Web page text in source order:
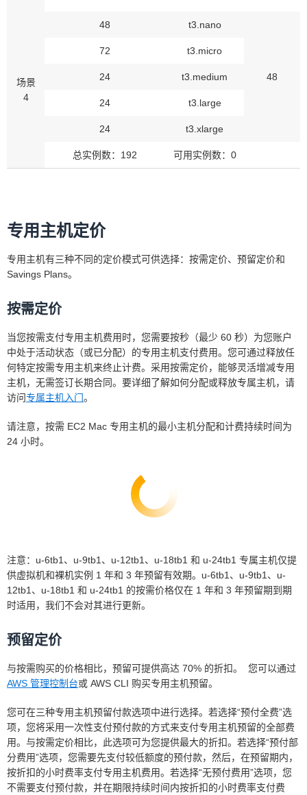
场景
4
48 t3.nano
48
72 t3.micro
24 t3.medium
24 t3.large
24 t3.xlarge
总实例数：192 可用实例数：0
专用主机定价
专用主机有三种不同的定价模式可供选择：按需定价、预留定价和
Savings Plans。
按需定价
当您按需支付专用主机费用时，您需要按秒（最少 60 秒）为您账户
中处于活动状态（或已分配）的专用主机支付费用。您可通过释放任
何特定按需专用主机来终止计费。采用按需定价，能够灵活增减专用
主机，无需签订长期合同。要详细了解如何分配或释放专属主机，请
访问专属主机入门。
请注意，按需 EC2 Mac 专用主机的最小主机分配和计费持续时间为
24 小时。
注意：u-6tb1、u-9tb1、u-12tb1、u-18tb1 和 u-24tb1 专属主机仅提
供虚拟机和裸机实例 1 年和 3 年预留有效期。u-6tb1、u-9tb1、u-
12tb1、u-18tb1 和 u-24tb1 的按需价格仅在 1 年和 3 年预留期到期
时适用，我们不会对其进行更新。
预留定价
与按需购买的价格相比，预留可提供高达 70% 的折扣。 您可以通过
AWS 管理控制台或 AWS CLI 购买专用主机预留。
您可在三种专用主机预留付款选项中进行选择。若选择“预付全费”选
项，您将采用一次性支付预付款的方式来支付专用主机预留的全部费
用。与按需定价相比，此选项可为您提供最大的折扣。若选择“预付部
分费用”选项，您需要先支付较低额度的预付款，然后，在预留期内，
按折扣的小时费率支付专用主机费用。若选择“无预付费用”选项，您
不需要支付预付款，并在期限持续时间内按折扣的小时费率支付费